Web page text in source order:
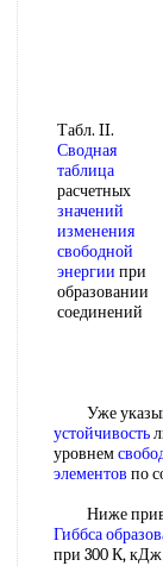
Табл. II.
Сводная
таблица
расчетных
значений
изменения
свободной
энергии при
образовании
соединений
Уже
устойчивость
уровнем
элементов по
Ниже
Гиббса
при 300 К,